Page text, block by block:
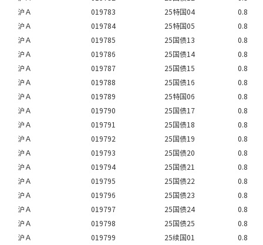
沪Ａ
019783 25特国04
0.8
沪Ａ
019784 25特国05
0.8
沪Ａ
019785 25国债13
0.8
沪Ａ
019786 25国债14
0.8
沪Ａ
019787 25国债15
0.8
沪Ａ
019788 25国债16
0.8
沪Ａ
019789 25特国06
0.8
沪Ａ
019790 25国债17
0.8
沪Ａ
019791 25国债18
0.8
沪Ａ
019792 25国债19
0.8
沪Ａ
019793 25国债20
0.8
沪Ａ
019794 25国债21
0.8
沪Ａ
019795 25国债22
0.8
沪Ａ
019796 25国债23
0.8
沪Ａ
019797 25国债24
0.8
沪Ａ
019798 25国债25
0.8
沪Ａ
019799 25续国01
0.8